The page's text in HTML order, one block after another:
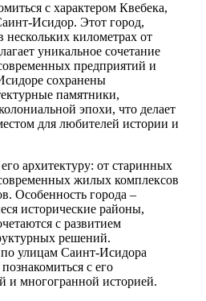
с характером Квебека,
Исидор. Этот город,
километрах от
уникальное сочетание
предприятий и
сохранены
памятники,
эпохи, что делает
для любителей истории и
архитектуру: от старинных
жилых комплексов
Особенность города –
исторические районы,
с развитием
решений.
улицам Саинт-Исидора
с его
и многогранной историей.